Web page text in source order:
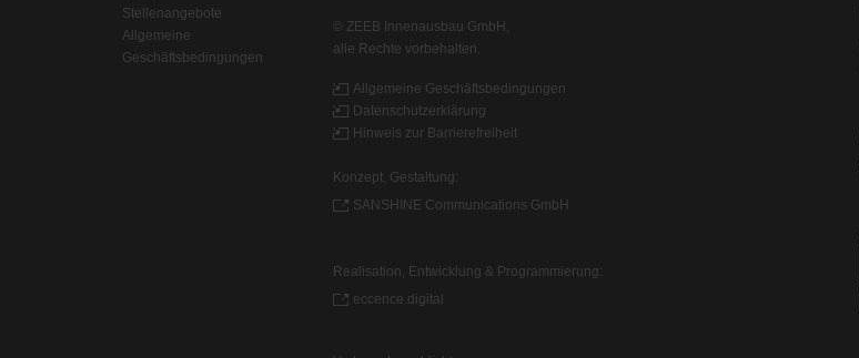
Stellenangebote
Allgemeine
Geschäftsbedingungen
© ZEEB Innenausbau GmbH,
alle Rechte vorbehalten.
Allgemeine Geschäftsbedingungen
Datenschutzerklärung
Hinweis zur Barrierefreiheit
Konzept, Gestaltung:
SANSHINE Communications GmbH
Realisation, Entwicklung & Programmierung:
eccence.digital